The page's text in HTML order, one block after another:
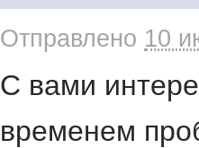
Отправлено 10
С вами
временем